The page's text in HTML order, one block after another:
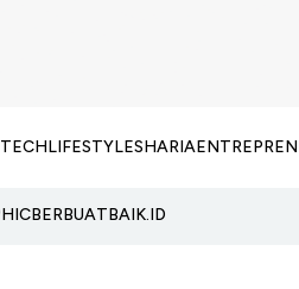
TECHLIFESTYLESHARIA
BERBUATBAIK.ID